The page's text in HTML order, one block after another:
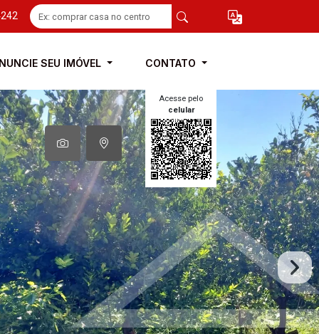
SEU IMÓVEL CONTATO
Acesse pelo
celular